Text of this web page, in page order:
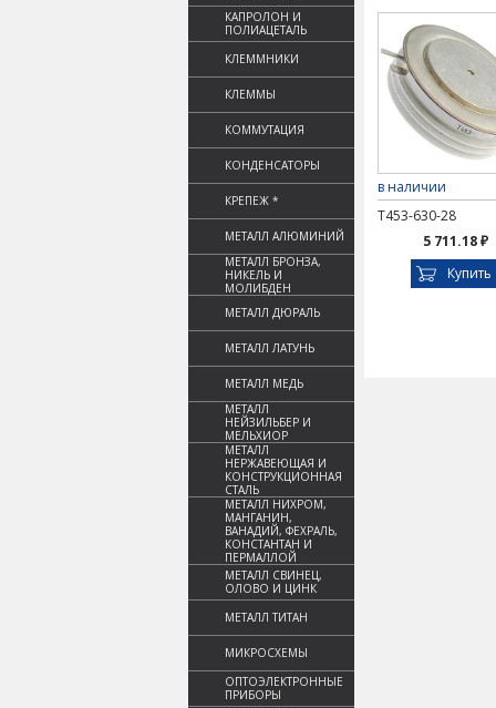
КАПРОЛОН И
ПОЛИАЦЕТАЛЬ
КЛЕММНИКИ
КЛЕММЫ
КОММУТАЦИЯ
КОНДЕНСАТОРЫ
КРЕПЕЖ *
МЕТАЛЛ АЛЮМИНИЙ
МЕТАЛЛ БРОНЗА,
НИКЕЛЬ И
МОЛИБДЕН
МЕТАЛЛ ДЮРАЛЬ
МЕТАЛЛ ЛАТУНЬ
МЕТАЛЛ МЕДЬ
МЕТАЛЛ
НЕЙЗИЛЬБЕР И
МЕЛЬХИОР
МЕТАЛЛ
НЕРЖАВЕЮЩАЯ И
КОНСТРУКЦИОННАЯ
СТАЛЬ
МЕТАЛЛ НИХРОМ,
МАНГАНИН,
ВАНАДИЙ, ФЕХРАЛЬ,
КОНСТАНТАН И
ПЕРМАЛЛОЙ
МЕТАЛЛ СВИНЕЦ,
ОЛОВО И ЦИНК
МЕТАЛЛ ТИТАН
МИКРОСХЕМЫ
ОПТОЭЛЕКТРОННЫЕ
ПРИБОРЫ
в наличии
Т453-630-28
5 711.18 ₽
Купить